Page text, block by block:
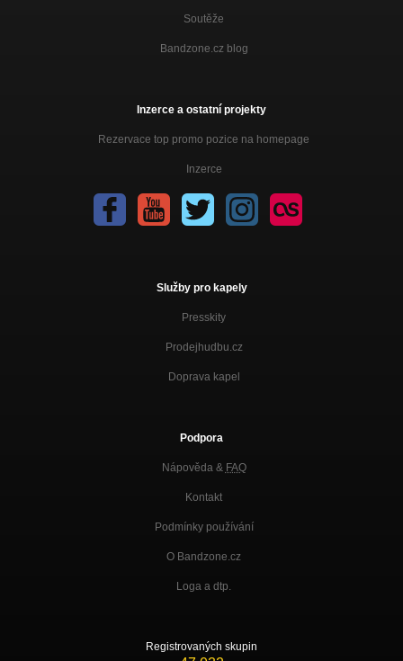
Soutěže
Bandzone.cz blog
Inzerce a ostatní projekty
Rezervace top promo pozice na homepage
Inzerce
Služby pro kapely
Presskity
Prodejhudbu.cz
Doprava kapel
Podpora
Nápověda & FAQ
Kontakt
Podmínky používání
O Bandzone.cz
Loga a dtp.
Registrovaných skupin